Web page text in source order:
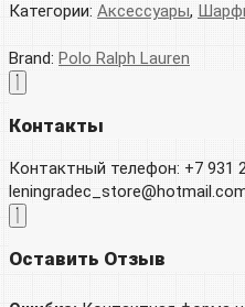
Категории: Аксессуары,
Brand: Polo Ralph Lauren
Контакты
Контактный телефон: +7 931
Оставить Отзыв